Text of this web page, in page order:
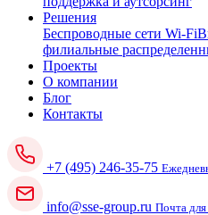
Решения
Беспроводные сети Wi-Fi
филиальные
Проекты
О компании
Блог
Контакты
+7 (495) 246-35-75
info@sse-group.ru Почта для